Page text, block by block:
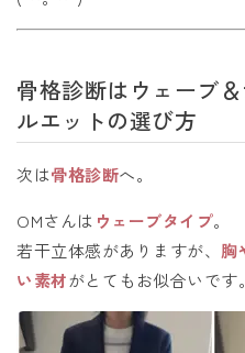
骨格診断はウェーブ
ルエットの選び方
次は骨格診断へ。
OMさんは ウェーブタイプ。
若干立体感がありますが、 胸
い素材がとてもお似合いです。